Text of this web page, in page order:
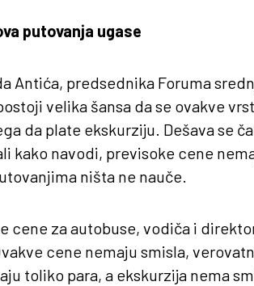
putovanja ugase
Antića, predsednika Foruma
velika šansa da se ovakve
da plate ekskurziju. Dešava se
kako navodi, previsoke cene
ništa ne nauče.
cene za autobuse, vodiča i
cene nemaju smisla,
toliko para, a ekskurzija nema